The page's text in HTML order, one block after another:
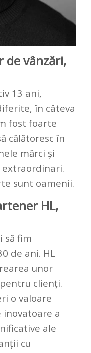
de vânzări,
13 ani,
în câteva
fost foarte
călătoresc în
mărci și
extraordinari.
sunt oamenii.
HL,
să fim
de ani. HL
unor
clienți.
o valoare
inovatoare a
ale
cu